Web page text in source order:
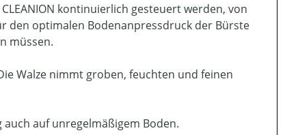
kontinuierlich gesteuert werden, von
den optimalen Bodenanpressdruck der Bürste
müssen.
Walze nimmt groben, feuchten und feinen
auf unregelmäßigem Boden.